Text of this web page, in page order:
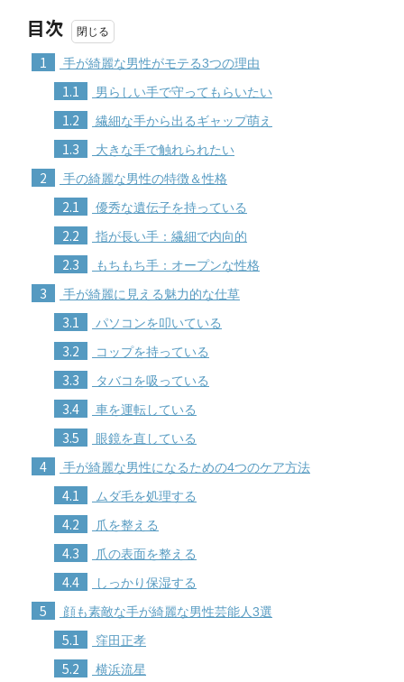
目次
1 手が綺麗な男性がモテる3つの理由
1.1 男らしい手で守ってもらいたい
1.2 繊細な手から出るギャップ萌え
1.3 大きな手で触れられたい
2 手の綺麗な男性の特徴＆性格
2.1 優秀な遺伝子を持っている
2.2 指が長い手：繊細で内向的
2.3 もちもち手：オープンな性格
3 手が綺麗に見える魅力的な仕草
3.1 パソコンを叩いている
3.2 コップを持っている
3.3 タバコを吸っている
3.4 車を運転している
3.5 眼鏡を直している
4 手が綺麗な男性になるための4つのケア方法
4.1 ムダ毛を処理する
4.2 爪を整える
4.3 爪の表面を整える
4.4 しっかり保湿する
5 顔も素敵な手が綺麗な男性芸能人3選
5.1 窪田正孝
5.2 横浜流星